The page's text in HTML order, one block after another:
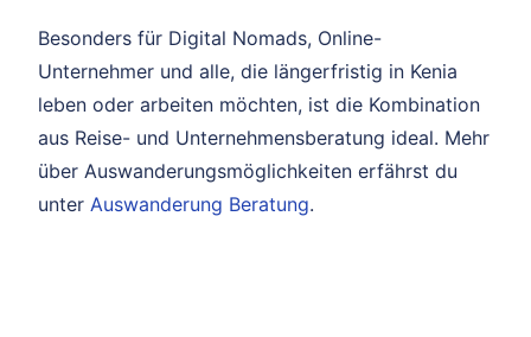
Besonders für Digital Nomads, Online-
Unternehmer und alle, die längerfristig in Kenia
leben oder arbeiten möchten, ist die Kombination
aus Reise- und Unternehmensberatung ideal. Mehr
über Auswanderungsmöglichkeiten erfährst du
unter Auswanderung Beratung.